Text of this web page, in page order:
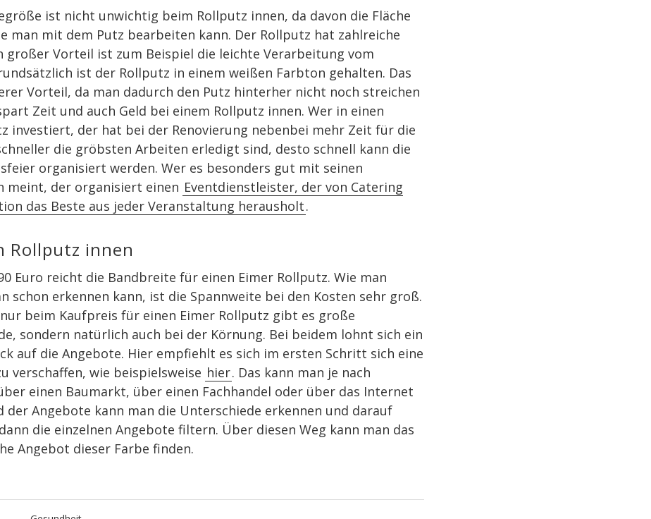
ist nicht unwichtig beim Rollputz innen, da davon die Fläche
man mit dem Putz bearbeiten kann. Der Rollputz hat zahlreiche
großer Vorteil ist zum Beispiel die leichte Verarbeitung vom
ist der Rollputz in einem weißen Farbton gehalten. Das
Vorteil, da man dadurch den Putz hinterher nicht noch streichen
Zeit und auch Geld bei einem Rollputz innen. Wer in einen
investiert, der hat bei der Renovierung nebenbei mehr Zeit für die
die gröbsten Arbeiten erledigt sind, desto schnell kann die
organisiert werden. Wer es besonders gut mit seinen
meint, der organisiert einen Eventdienstleister, der von Catering
das Beste aus jeder Veranstaltung herausholt.
Rollputz innen
Euro reicht die Bandbreite für einen Eimer Rollputz. Wie man
schon erkennen kann, ist die Spannweite bei den Kosten sehr groß.
beim Kaufpreis für einen Eimer Rollputz gibt es große
sondern natürlich auch bei der Körnung. Bei beidem lohnt sich ein
auf die Angebote. Hier empfiehlt es sich im ersten Schritt sich eine
verschaffen, wie beispielsweise hier. Das kann man je nach
einen Baumarkt, über einen Fachhandel oder über das Internet
der Angebote kann man die Unterschiede erkennen und darauf
die einzelnen Angebote filtern. Über diesen Weg kann man das
Angebot dieser Farbe finden.